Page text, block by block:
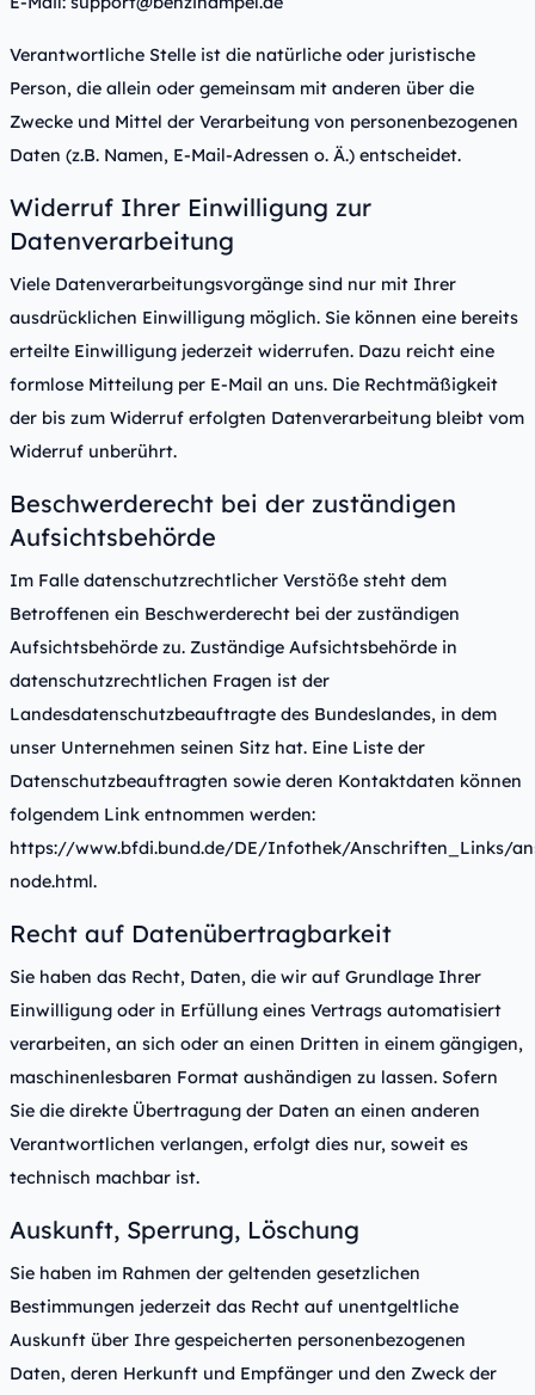
Verantwortliche Stelle ist die natürliche oder juristische
Person, die allein oder gemeinsam mit anderen über die
Zwecke und Mittel der Verarbeitung von personenbezogenen
Daten (z.B. Namen, E-Mail-Adressen o. Ä.) entscheidet.
Widerruf Ihrer Einwilligung zur
Datenverarbeitung
Viele Datenverarbeitungsvorgänge sind nur mit Ihrer
ausdrücklichen Einwilligung möglich. Sie können eine bereits
erteilte Einwilligung jederzeit widerrufen. Dazu reicht eine
formlose Mitteilung per E-Mail an uns. Die Rechtmäßigkeit
der bis zum Widerruf erfolgten Datenverarbeitung bleibt vom
Widerruf unberührt.
Beschwerderecht bei der zuständigen
Aufsichtsbehörde
Im Falle datenschutzrechtlicher Verstöße steht dem
Betroffenen ein Beschwerderecht bei der zuständigen
Aufsichtsbehörde zu. Zuständige Aufsichtsbehörde in
datenschutzrechtlichen Fragen ist der
Landesdatenschutzbeauftragte des Bundeslandes, in dem
unser Unternehmen seinen Sitz hat. Eine Liste der
Datenschutzbeauftragten sowie deren Kontaktdaten können
folgendem Link entnommen werden:
https://www.bfdi.bund.de/DE/Infothek/Anschriften_Links/
node.html.
Recht auf Datenübertragbarkeit
Sie haben das Recht, Daten, die wir auf Grundlage Ihrer
Einwilligung oder in Erfüllung eines Vertrags automatisiert
verarbeiten, an sich oder an einen Dritten in einem gängigen,
maschinenlesbaren Format aushändigen zu lassen. Sofern
Sie die direkte Übertragung der Daten an einen anderen
Verantwortlichen verlangen, erfolgt dies nur, soweit es
technisch machbar ist.
Auskunft, Sperrung, Löschung
Sie haben im Rahmen der geltenden gesetzlichen
Bestimmungen jederzeit das Recht auf unentgeltliche
Auskunft über Ihre gespeicherten personenbezogenen
Daten, deren Herkunft und Empfänger und den Zweck der